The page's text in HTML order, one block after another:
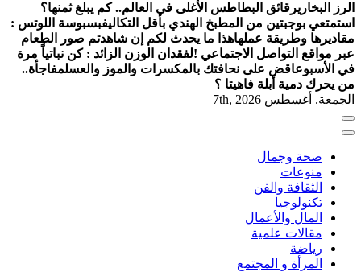
الرز البخاريرقائق البطاطس الأغلى في العالم.. كم يبلغ ثمنها؟
استمتعي بوجبتين من المطبخ الهندي بأقل التكاليفبسبوسة اللوتس :
مقاديرها وطريقة عملهاهذا ما يحدث لكم إن شاهدتم صور الطعام
عبر مواقع التواصل الاجتماعي !لفقدان الوزن الزائد : كن نباتياً مرة
في الأسبوعاقض على نحافتك بالمكسرات والموز والعسلمفاجأة..
من يحرك دمية أبلة فاهيتا ؟
الجمعة. أغسطس 7th, 2026
صحة وجمال
منوعات
الثقافة والفن
تكنولوجيا
المال والأعمال
مقالات علمية
رياضة
المرأة و المجتمع